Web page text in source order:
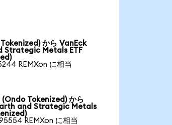
から VanEck
Strategic Metals ETF
REMXon に相当
Tokenized) から
and Strategic Metals
REMXon に相当